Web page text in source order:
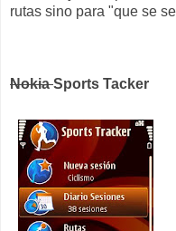
rutas sino para "que se
NokiaSports Tacker